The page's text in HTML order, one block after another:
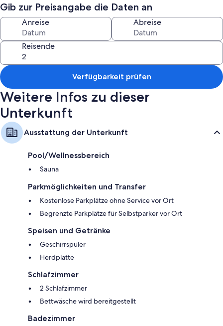
Andere Komforts in den Zimmern sind zum Beispiel:
Badezimmer mit Badewannen oder Duschen
Geschirrspüler und Herdplatten
Gib zur Preisangabe die Daten an
Anreise Abreise
Reisende
Verfügbarkeit prüfen
Weitere Infos zu dieser
Unterkunft
Ausstattung der Unterkunft
Pool/Wellnessbereich
Sauna
Parkmöglichkeiten und Transfer
Kostenlose Parkplätze ohne Service vor Ort
Begrenzte Parkplätze für Selbstparker vor Ort
Speisen und Getränke
Geschirrspüler
Herdplatte
Schlafzimmer
2 Schlafzimmer
Bettwäsche wird bereitgestellt
Badezimmer